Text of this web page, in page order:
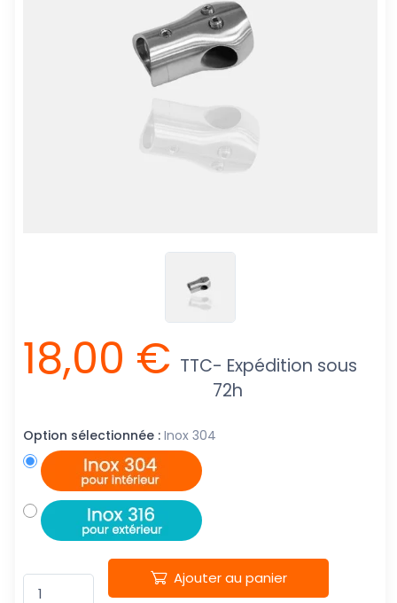
18,00 € TTC- Expédition sous
72h
Option sélectionnée : Inox 304
Ajouter au panier